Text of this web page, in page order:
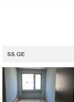
SS.GE